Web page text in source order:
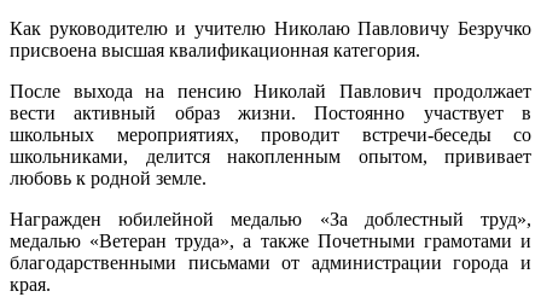
Как руководителю и учителю Николаю Павловичу Безручко
присвоена высшая квалификационная категория.
После выхода на пенсию Николай Павлович продолжает
вести активный образ жизни. Постоянно участвует в
школьных мероприятиях, проводит встречи-беседы со
школьниками, делится накопленным опытом, прививает
любовь к родной земле.
Награжден юбилейной медалью «За доблестный труд»,
медалью «Ветеран труда», а также Почетными грамотами и
благодарственными письмами от администрации города и
края.